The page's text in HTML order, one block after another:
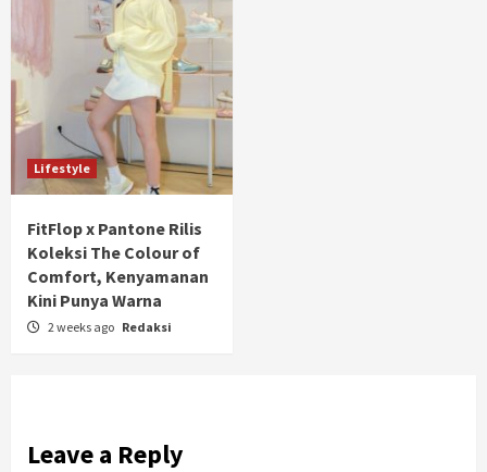
Lifestyle
FitFlop x Pantone Rilis
Koleksi The Colour of
Comfort, Kenyamanan
Kini Punya Warna
2 weeks ago Redaksi
Leave a Reply